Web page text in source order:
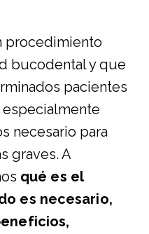
procedimiento
bucodental y que
pacientes
especialmente
necesario para
graves. A
qué es el
es necesario,